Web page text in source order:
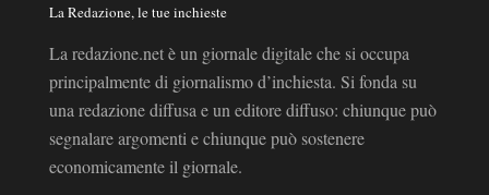
La Redazione, le tue inchieste
La redazione.net è un giornale digitale che si occupa
principalmente di giornalismo d’inchiesta. Si fonda su
una redazione diffusa e un editore diffuso: chiunque può
segnalare argomenti e chiunque può sostenere
economicamente il giornale.